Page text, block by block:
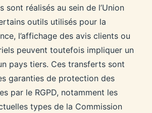
sont réalisés au sein de l’Union
outils utilisés pour la
l’affichage des avis clients ou
peuvent toutefois impliquer un
pays tiers. Ces transferts sont
garanties de protection des
par le RGPD, notamment les
types de la Commission